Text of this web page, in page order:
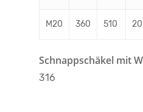
M20 360 510
Schnappschäkel mit
316